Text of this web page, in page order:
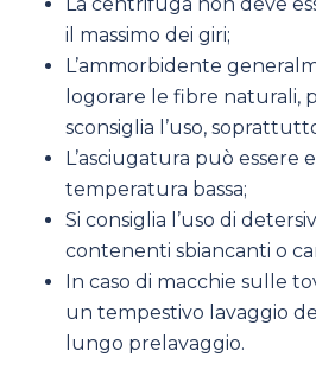
il massimo dei giri;
L’ammorbidente
logorare le fibre naturali,
sconsiglia l’uso,
L’asciugatura può
temperatura bassa;
Si consiglia l’uso di
contenenti sbiancanti o
In caso di macchie sulle
un tempestivo lavaggio
lungo prelavaggio.